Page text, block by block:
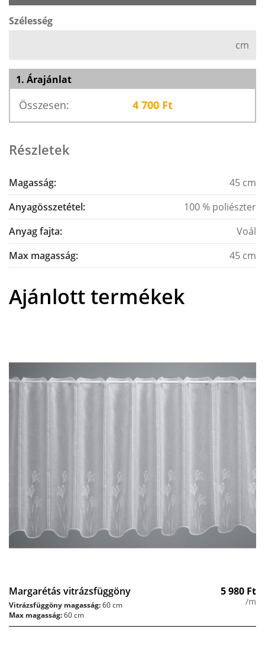
Szélesség
cm
1. Árajánlat
Összesen: 4 700 Ft
Részletek
Magasság:
45 cm
Anyagösszetétel:
100 % poliészter
Anyag fajta:
Voál
Max magasság:
45 cm
Ajánlott termékek
Margarétás vitrázsfüggöny 5 980 Ft
/m
Vitrázsfüggöny magasság:60 cm
Max magasság:60 cm